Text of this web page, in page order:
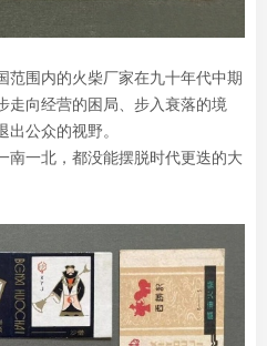
范围内的火柴厂家在九十年代中期
走向经营的困局、步入衰落的境
公众的视野。
南一北，都没能摆脱时代更迭的大